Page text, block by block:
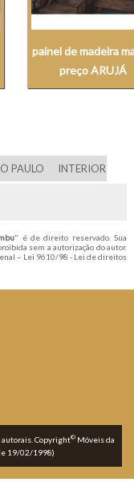
painel de madeira
preço ARUJÁ
PAULO INTERIOR
" é de direito reservado. Sua
sem a autorização do autor.
– Lei 9610/98 - Lei de direitos
Copyright© Móveis da
19/02/1998)